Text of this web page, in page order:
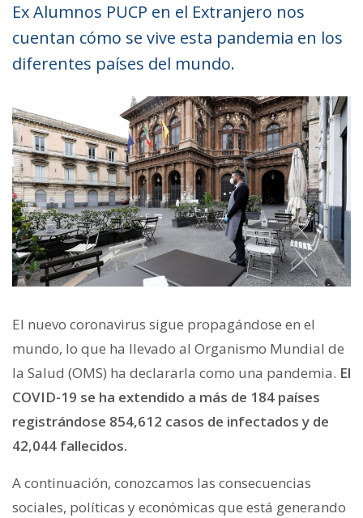
Ex Alumnos PUCP en el Extranjero nos
cuentan cómo se vive esta pandemia en los
diferentes países del mundo.
El nuevo coronavirus sigue propagándose en el
mundo, lo que ha llevado al Organismo Mundial de
la Salud (OMS) ha declararla como una pandemia. El
COVID-19 se ha extendido a más de 184 países
registrándose 854,612 casos de infectados y de
42,044 fallecidos.
A continuación, conozcamos las consecuencias
sociales, políticas y económicas que está generando